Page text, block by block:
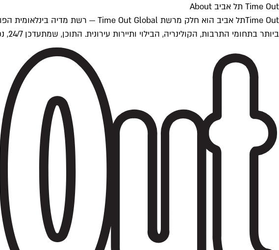
Time Out תל אביב About
ביותר בתחומי התרבות, הקולינריה, הבילוי ותיירות עירונית. התוכן, שמתעדכן 24/7, נכתב ונערך על ידי צוות עיתונאים מקצועי מקומי בישראל, בהתאם לסטנדרטים של Time Out העולמית.